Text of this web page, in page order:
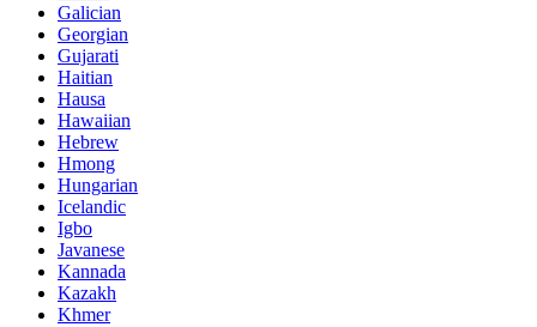
Galician
Georgian
Gujarati
Haitian
Hausa
Hawaiian
Hebrew
Hmong
Hungarian
Icelandic
Igbo
Javanese
Kannada
Kazakh
Khmer